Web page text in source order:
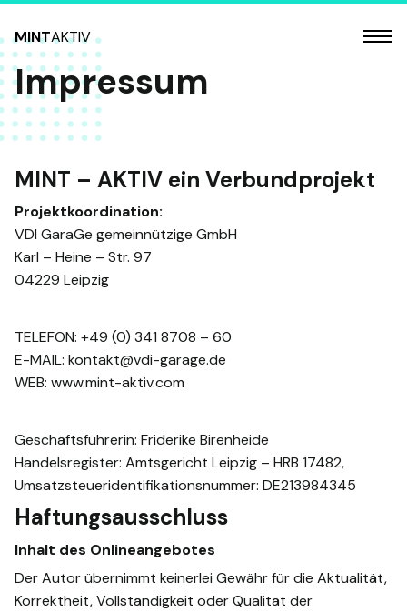
MINTAKTIV
Impressum
MINT – AKTIV ein Verbundprojekt
Projektkoordination:
VDI GaraGe gemeinnützige GmbH
Karl – Heine – Str. 97
04229 Leipzig
TELEFON: +49 (0) 341 8708 – 60
E-MAIL: kontakt@vdi-garage.de
WEB: www.mint-aktiv.com
Geschäftsführerin: Friderike Birenheide
Handelsregister: Amtsgericht Leipzig – HRB 17482,
Umsatzsteueridentifikationsnummer: DE213984345
Haftungsausschluss
Inhalt des Onlineangebotes
Der Autor übernimmt keinerlei Gewähr für die Aktualität,
Korrektheit, Vollständigkeit oder Qualität der